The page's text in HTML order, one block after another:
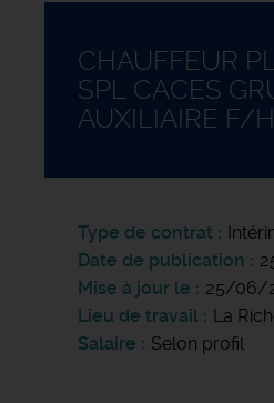
CHAUFFEUR
SPL CACES
AUXILIAIRE F/H
Type de contrat
Date de publication
Mise à jour le
25/06/
Lieu de travail
La
Salaire
Selon profil